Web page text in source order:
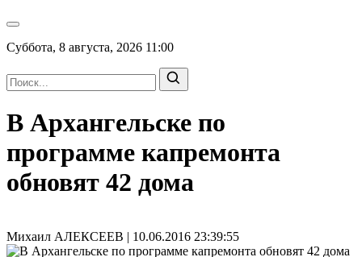
Суббота, 8 августа, 2026 11:00
В Архангельске по
программе капремонта
обновят 42 дома
Михаил АЛЕКСЕЕВ | 10.06.2016 23:39:55